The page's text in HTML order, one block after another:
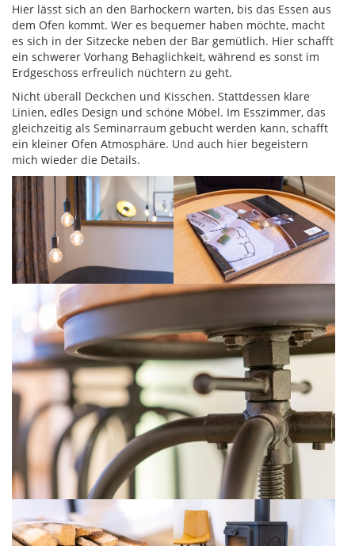
Hier lässt sich an den Barhockern warten, bis das Essen aus
dem Ofen kommt. Wer es bequemer haben möchte, macht
es sich in der Sitzecke neben der Bar gemütlich. Hier schafft
ein schwerer Vorhang Behaglichkeit, während es sonst im
Erdgeschoss erfreulich nüchtern zu geht.
Nicht überall Deckchen und Kisschen. Stattdessen klare
Linien, edles Design und schöne Möbel. Im Esszimmer, das
gleichzeitig als Seminarraum gebucht werden kann, schafft
ein kleiner Ofen Atmosphäre. Und auch hier begeistern
mich wieder die Details.